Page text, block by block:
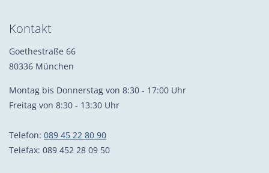
Kontakt
Goethestraße 66
80336 München
Montag bis Donnerstag von 8:30 - 17:00 Uhr
Freitag von 8:30 - 13:30 Uhr
Telefon: 089 45 22 80 90
Telefax: 089 452 28 09 50